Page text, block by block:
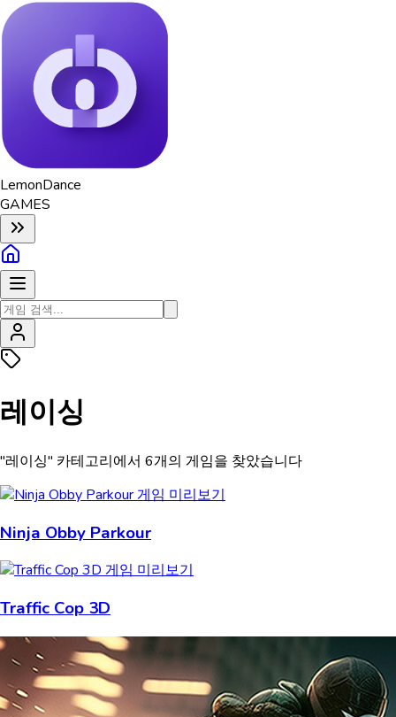
LemonDance
GAMES
레이싱
"레이싱" 카테고리에서 6개의 게임을 찾았습니다
Ninja Obby Parkour
Traffic Cop 3D